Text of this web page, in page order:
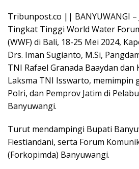
Tribunpost.co || BANYUWANGI –
Tingkat Tinggi World Water
(WWF) di Bali, 18-25 Mei 2024,
Drs. Iman Sugianto, M.Si,
TNI Rafael Granada Baaydan dan
Laksma TNI Isswarto, memimpin
Polri, dan Pemprov Jatim di
Banyuwangi.
Turut mendampingi Bupati
Fiestiandani, serta Forum
(Forkopimda) Banyuwangi.